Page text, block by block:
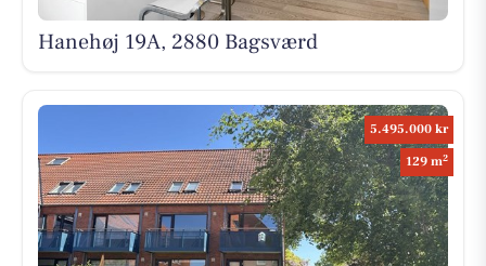
Hanehøj 19A, 2880 Bagsværd
5.495.000 kr
129 m2